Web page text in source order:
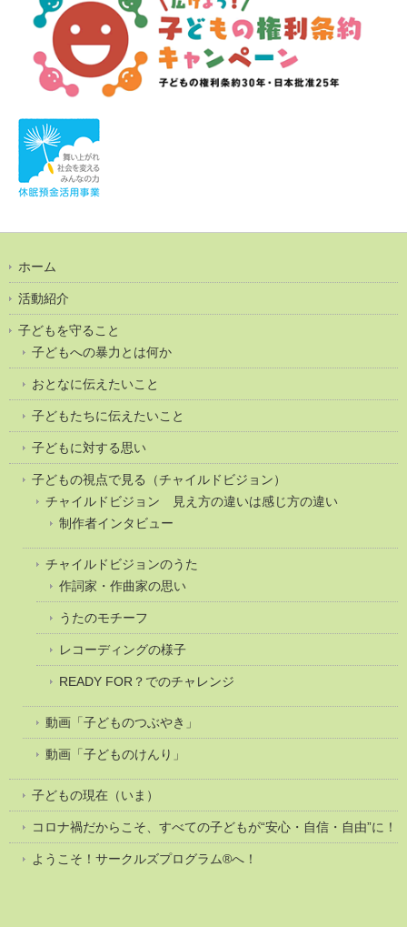
ホーム
活動紹介
子どもを守ること
子どもへの暴力とは何か
おとなに伝えたいこと
子どもたちに伝えたいこと
子どもに対する思い
子どもの視点で見る（チャイルドビジョン）
チャイルドビジョン 見え方の違いは感じ方の違い
制作者インタビュー
チャイルドビジョンのうた
作詞家・作曲家の思い
うたのモチーフ
レコーディングの様子
READY FOR？でのチャレンジ
動画「子どものつぶやき」
動画「子どものけんり」
子どもの現在（いま）
コロナ禍だからこそ、すべての子どもが“安心・自信・自由”に！
ようこそ！サークルズプログラム®へ！